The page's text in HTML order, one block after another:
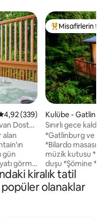
arasında
üzerinden ortalama 4,92
4,92 (339)
Dostu,
alan
gün
görme
Ober
yatak
şehir
Misafirlerin
Misafirlerin
Kulübe -
Sınırlı gece
bilardo masası,
*Gatlinburg ve
*Bilardo masası. *Jakuzi *Bluetooth
müzik kutusu *2
duşu *Şömine *King boy yatak. *Geniş
çift kişilik yataklı
*Hızlı kablosuz
küvet *Keurig ve Drip *K cups
kiralık tatil
olanaklar